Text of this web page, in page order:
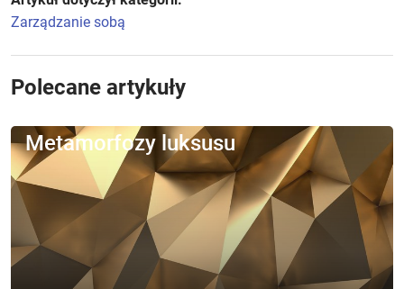
Zarządzanie sobą
Polecane artykuły
Metamorfozy luksusu